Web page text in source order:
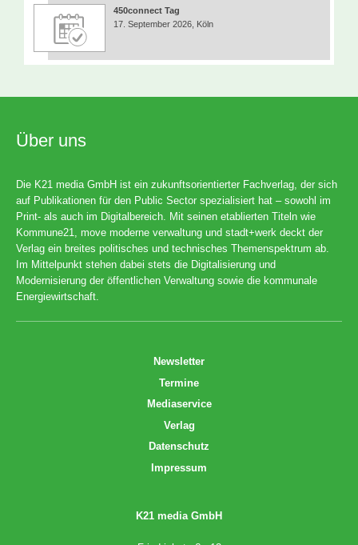
450connect Tag
17. September 2026, Köln
Über uns
Die K21 media GmbH ist ein zukunftsorientierter Fachverlag, der sich
auf Publikationen für den Public Sector spezialisiert hat – sowohl im
Print- als auch im Digitalbereich. Mit seinen etablierten Titeln wie
Kommune21, move moderne verwaltung und stadt+werk deckt der
Verlag ein breites politisches und technisches Themenspektrum ab.
Im Mittelpunkt stehen dabei stets die Digitalisierung und
Modernisierung der öffentlichen Verwaltung sowie die kommunale
Energiewirtschaft.
Newsletter
Termine
Mediaservice
Verlag
Datenschutz
Impressum
K21 media GmbH